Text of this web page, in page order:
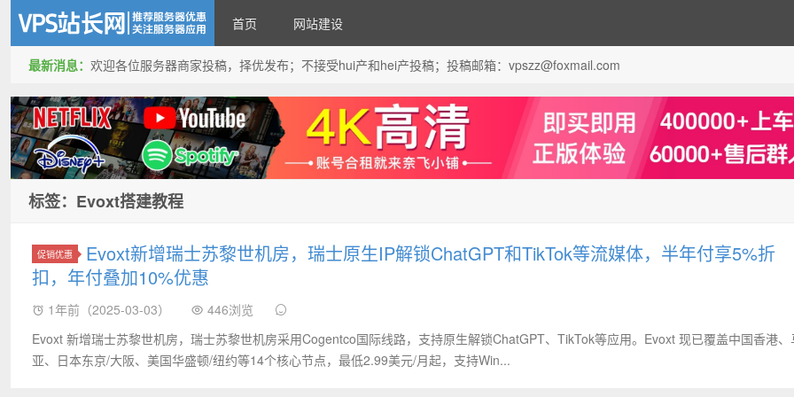
VPS站长网
首页 网站建设
最新消息： 欢迎各位服务器商家投稿，择优发布；不接受hui产和hei产投稿；投稿邮箱：vpszz@foxmail.com
标签：Evoxt搭建教程
促销优惠
Evoxt新增瑞士苏黎世机房，瑞士原生IP解锁ChatGPT和TikTok等流媒体，半年付享5%折
扣，年付叠加10%优惠‌
1年前（2025-03-03）
446浏览
Evoxt 新增瑞士苏黎世机房，瑞士苏黎世机房采用Cogentco国际线路，支持原生解锁ChatGPT、TikTok等应用‌。Evoxt 现已覆盖中国香港
亚、日本东京/大阪、美国华盛顿/纽约等14个核心节点，最低2.99美元/月起，支持Win...